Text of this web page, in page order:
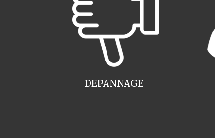
DEPANNAGE